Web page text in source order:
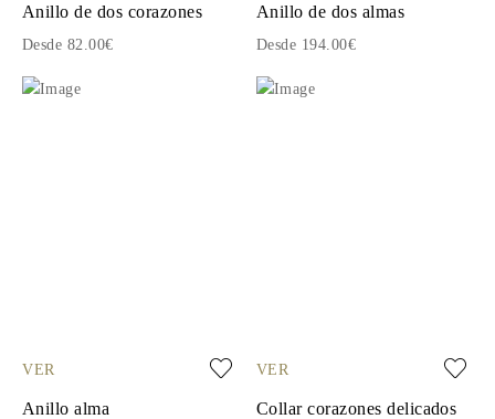
Anillo de dos corazones
Desde 82.00€
Anillo de dos almas
Desde 194.00€
VER
Anillo alma
VER
Collar corazones delicados